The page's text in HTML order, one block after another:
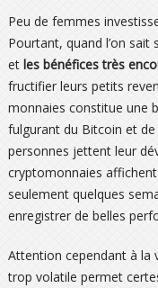
Peu de femmes
Pourtant, quand l’on sait
et les bénéfices très
fructifier leurs petits
monnaies constitue une
fulgurant du Bitcoin et de
personnes jettent leur
cryptomonnaies
seulement quelques
enregistrer de belles
Attention cependant à la
trop volatile permet